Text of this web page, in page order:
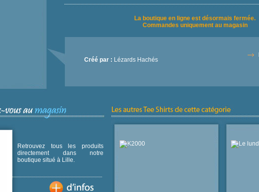
La boutique en ligne est désormais fermée.
Commandes uniquement au magasin
Créé par : Lézards Hachés
Retrouvez tous les produits
directement dans notre
boutique situé à Lille.